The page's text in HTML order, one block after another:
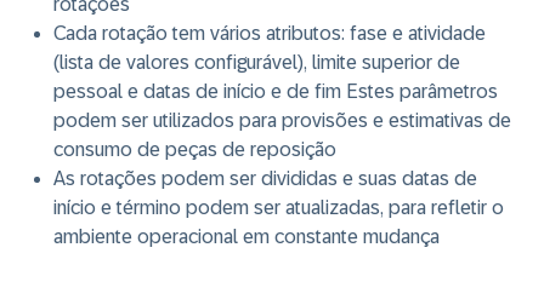
rotações
Cada rotação tem vários atributos: fase e atividade
(lista de valores configurável), limite superior de
pessoal e datas de início e de fim Estes parâmetros
podem ser utilizados para provisões e estimativas de
consumo de peças de reposição
As rotações podem ser divididas e suas datas de
início e término podem ser atualizadas, para refletir o
ambiente operacional em constante mudança